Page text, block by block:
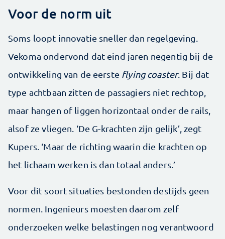
Voor de norm uit
Soms loopt innovatie sneller dan regelgeving.
Vekoma ondervond dat eind jaren negentig bij de
ontwikkeling van de eerste flying coaster. Bij dat
type achtbaan zitten de passagiers niet rechtop,
maar hangen of liggen horizontaal onder de rails,
alsof ze vliegen. ‘De G-krachten zijn gelijk’, zegt
Kupers. ‘Maar de richting waarin die krachten op
het lichaam werken is dan totaal anders.’
Voor dit soort situaties bestonden destijds geen
normen. Ingenieurs moesten daarom zelf
onderzoeken welke belastingen nog verantwoord